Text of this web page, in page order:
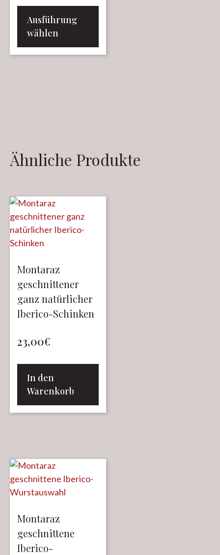
Ausführung
wählen
Ähnliche Produkte
Montaraz
geschnittener
ganz natürlicher
Iberico-Schinken
23,00€
In den
Warenkorb
Montaraz
geschnittene
Iberico-